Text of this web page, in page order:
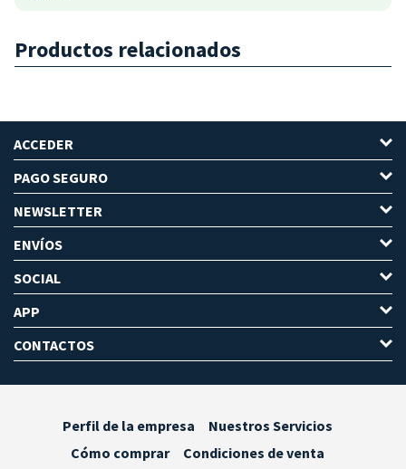
Productos relacionados
ACCEDER
PAGO SEGURO
NEWSLETTER
ENVÍOS
SOCIAL
APP
CONTACTOS
Perfil de la empresa
Nuestros Servicios
Cómo comprar
Condiciones de venta